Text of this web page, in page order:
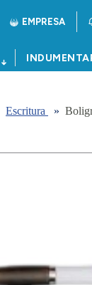
EMPRESA
Escritura »